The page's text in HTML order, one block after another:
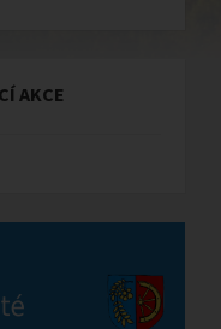
AKCE